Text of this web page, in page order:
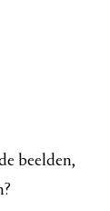
beelden,